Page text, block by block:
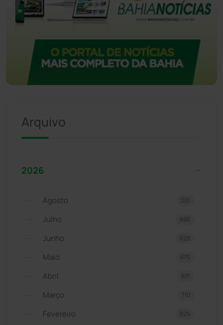
Arquivo
2026
Agosto 201
Julho 695
Junho 620
Maio 675
Abril 671
Março 710
Fevereiro 625